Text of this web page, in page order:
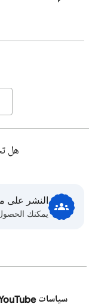
هل
النشر على
يمكنك
سياسات YouTube